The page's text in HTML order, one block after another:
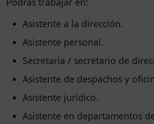
Asistente a la dirección.
Asistente personal.
Secretaria / secretario de
Asistente de despachos y
Asistente jurídico.
Asistente en departamentos